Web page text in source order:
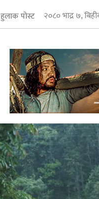
हुलाक पोस्ट २०८० भाद्र ७,